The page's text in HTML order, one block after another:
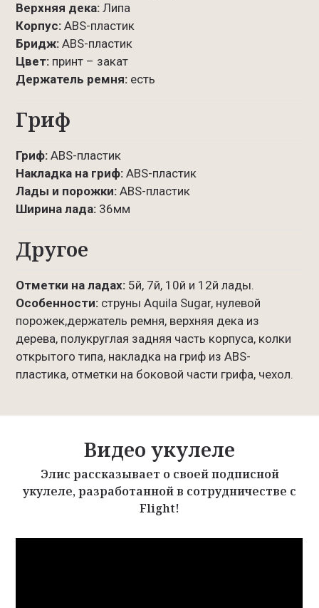
Верхняя дека: Липа
Корпус: ABS-пластик
Бридж:ABS-пластик
Цвет: принт – закат
Держатель ремня: есть
Гриф
Гриф: ABS-пластик
Накладка на гриф: ABS-пластик
Лады и порожки: ABS-пластик
Ширина лада: 36мм
Другое
Отметки на ладах: 5й, 7й, 10й и 12й лады.
Особенности: струны Aquila Sugar, нулевой
порожек,держатель ремня, верхняя дека из
дерева, полукруглая задняя часть корпуса, колки
открытого типа, накладка на гриф из ABS-
пластика, отметки на боковой части грифа, чехол.
Видео укулеле
Элис рассказывает о своей подписной
укулеле, разработанной в сотрудничестве с
Flight!